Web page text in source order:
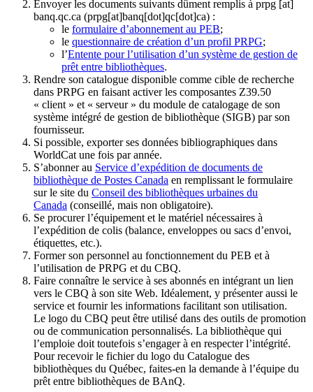
Envoyer les documents suivants dûment remplis à prpg [at]
banq.qc.ca (prpg[at]banq[dot]qc[dot]ca) :
le formulaire d’abonnement au PEB;
le questionnaire de création d’un profil PRPG;
l’Entente pour l’utilisation d’un système de gestion de
prêt entre bibliothèques.
Rendre son catalogue disponible comme cible de recherche
dans PRPG en faisant activer les composantes Z39.50
« client » et « serveur » du module de catalogage de son
système intégré de gestion de bibliothèque (SIGB) par son
fournisseur.
Si possible, exporter ses données bibliographiques dans
WorldCat une fois par année.
S’abonner au Service d’expédition de documents de
bibliothèque de Postes Canada en remplissant le formulaire
sur le site du Conseil des bibliothèques urbaines du
Canada (conseillé, mais non obligatoire).
Se procurer l’équipement et le matériel nécessaires à
l’expédition de colis (balance, enveloppes ou sacs d’envoi,
étiquettes, etc.).
Former son personnel au fonctionnement du PEB et à
l’utilisation de PRPG et du CBQ.
Faire connaître le service à ses abonnés en intégrant un lien
vers le CBQ à son site Web. Idéalement, y présenter aussi le
service et fournir les informations facilitant son utilisation.
Le logo du CBQ peut être utilisé dans des outils de promotion
ou de communication personnalisés. La bibliothèque qui
l’emploie doit toutefois s’engager à en respecter l’intégrité.
Pour recevoir le fichier du logo du Catalogue des
bibliothèques du Québec, faites-en la demande à l’équipe du
prêt entre bibliothèques de BAnQ.